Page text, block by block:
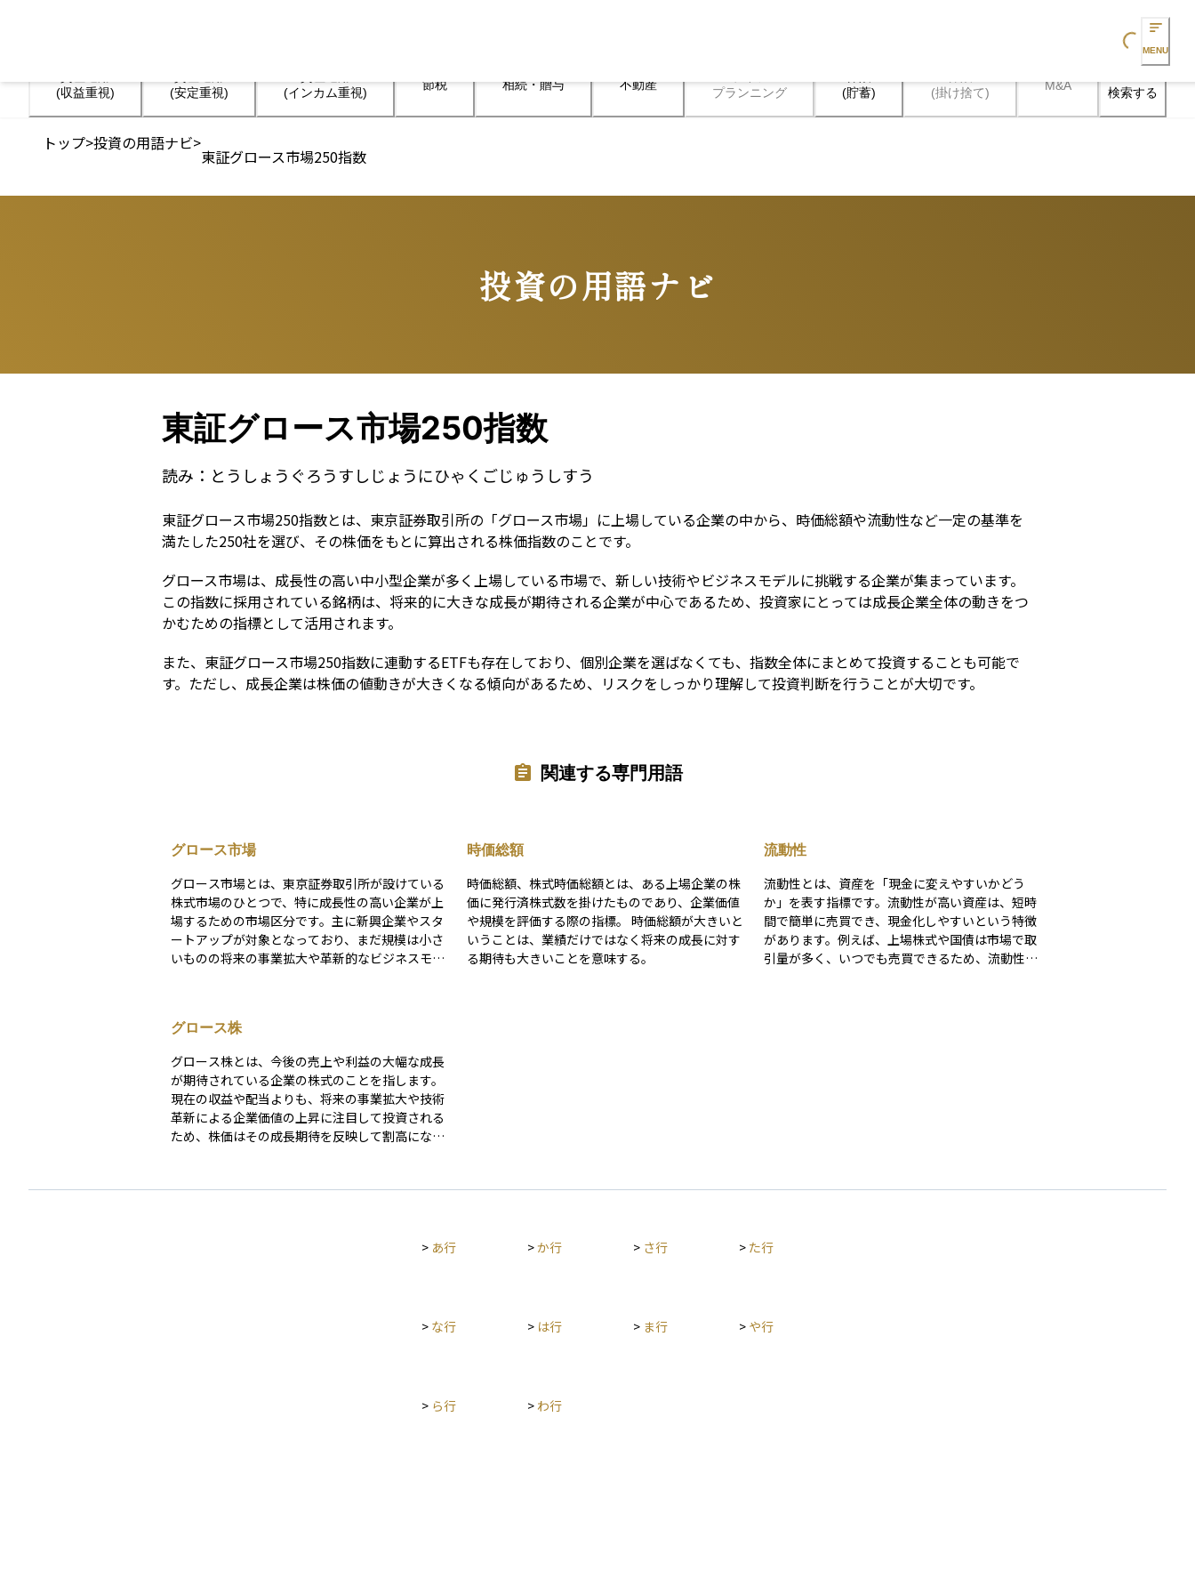
Loading...
MENU
(収益重視)
(安定重視)
(インカム重視)
節税 相続・贈与 不動産
プランニング
(貯蓄)
(掛け捨て)
M&A 検索する
トップ>投資の用語ナビ>
東証グロース市場250指数
投資の用語ナビ
Terms
東証グロース市場250指数
読み： とうしょうぐろうすしじょうにひゃくごじゅうしすう
東証グロース市場250指数とは、東京証券取引所の「グロース市場」に上場している企業の中から、時価総額や流動性など一定の基準を
満たした250社を選び、その株価をもとに算出される株価指数のことです。
グロース市場は、成長性の高い中小型企業が多く上場している市場で、新しい技術やビジネスモデルに挑戦する企業が集まっています。
この指数に採用されている銘柄は、将来的に大きな成長が期待される企業が中心であるため、投資家にとっては成長企業全体の動きをつ
かむための指標として活用されます。
また、東証グロース市場250指数に連動するETFも存在しており、個別企業を選ばなくても、指数全体にまとめて投資することも可能で
す。ただし、成長企業は株価の値動きが大きくなる傾向があるため、リスクをしっかり理解して投資判断を行うことが大切です。
関連する専門用語
グロース市場
グロース市場とは、東京証券取引所が設けている
株式市場のひとつで、特に成長性の高い企業が上
場するための市場区分です。主に新興企業やスタ
ートアップが対象となっており、まだ規模は小さ
いものの将来の事業拡大や革新的なビジネスモデ
ロース」などを再編する形で誕生しました。この
市場に上場している企業は、安定性よりも成長性
を重視する傾向があるため、投資家にとってはハ
イリスク・ハイリターンの投資先とされます。 将
来性のある企業に早い段階で投資できる魅力があ
る一方で、業績の変動や株価の上下も大きいた
め、慎重な情報収集とリスク管理が求められま
時価総額
時価総額、株式時価総額とは、ある上場企業の株
価に発行済株式数を掛けたものであり、企業価値
や規模を評価する際の指標。 時価総額が大きいと
いうことは、業績だけではなく将来の成長に対す
る期待も大きいことを意味する。
流動性
流動性とは、資産を「現金に変えやすいかどう
か」を表す指標です。流動性が高い資産は、短時
間で簡単に売買でき、現金化しやすいという特徴
があります。例えば、上場株式や国債は市場で取
引量が多く、いつでも売買できるため、流動性が
グロース株
グロース株とは、今後の売上や利益の大幅な成長
が期待されている企業の株式のことを指します。
現在の収益や配当よりも、将来の事業拡大や技術
革新による企業価値の上昇に注目して投資される
ため、株価はその成長期待を反映して割高になる
く、上場直後のベンチャー企業や赤字ながらも将
が急落するリスクも高いため、投資判断には成長
> あ行 >か行 > さ行 > た行
> な行 > は行 > ま行 > や行
> ら行 > わ行